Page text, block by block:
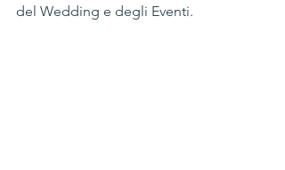
del Wedding e degli Eventi.